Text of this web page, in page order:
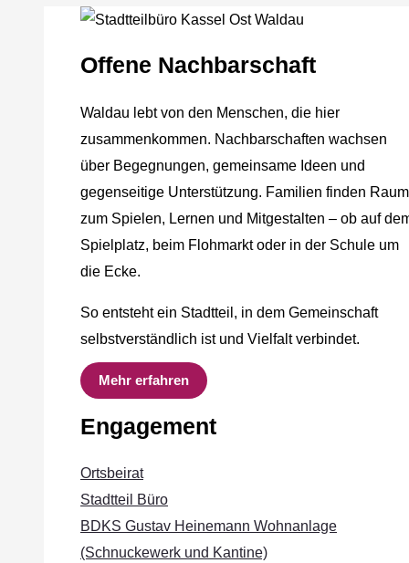
Offene Nachbarschaft
Waldau lebt von den Menschen, die hier
zusammenkommen. Nachbarschaften wachsen
über Begegnungen, gemeinsame Ideen und
gegenseitige Unterstützung. Familien finden Raum
zum Spielen, Lernen und Mitgestalten – ob auf
Spielplatz, beim Flohmarkt oder in der Schule um
die Ecke.
So entsteht ein Stadtteil, in dem Gemeinschaft
selbstverständlich ist und Vielfalt verbindet.
Mehr erfahren
Engagement
Ortsbeirat
Stadtteil Büro
BDKS Gustav Heinemann Wohnanlage
(Schnuckewerk und Kantine)